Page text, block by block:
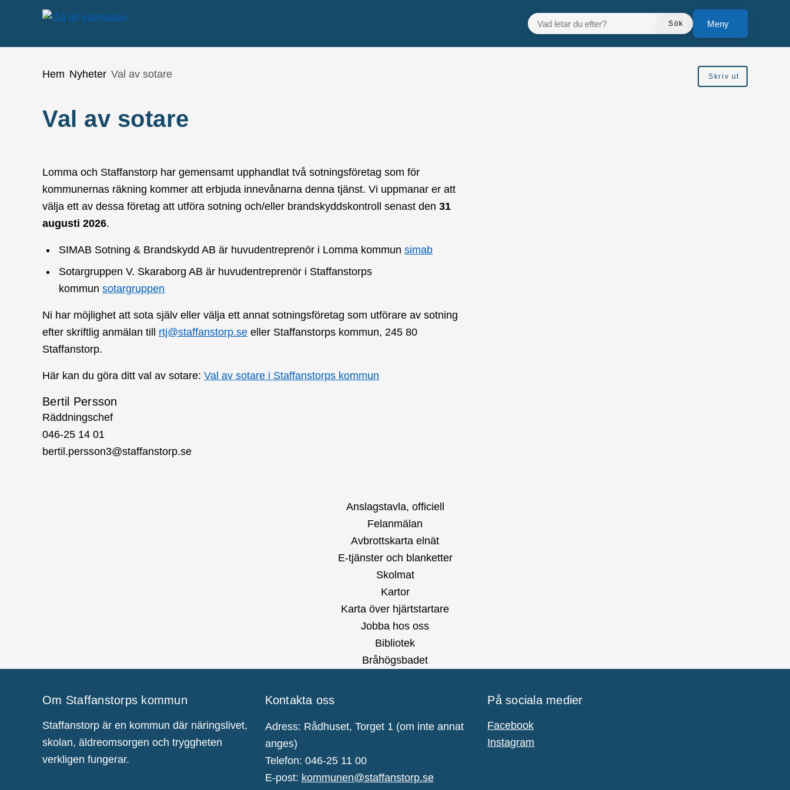
Gå till innehåll
VAD LETAR DU EFTER?
Sök
Meny
Du är här:
Hem Nyheter Val av sotare Skriv ut
Val av sotare
Lomma och Staffanstorp har gemensamt upphandlat två sotningsföretag som för
kommunernas räkning kommer att erbjuda innevånarna denna tjänst. Vi uppmanar er att
välja ett av dessa företag att utföra sotning och/eller brandskyddskontroll senast den 31
augusti 2026.
SIMAB Sotning & Brandskydd AB är huvudentreprenör i Lomma kommun simab
Sotargruppen V. Skaraborg AB är huvudentreprenör i Staffanstorps
kommun sotargruppen
Ni har möjlighet att sota själv eller välja ett annat sotningsföretag som utförare av sotning
efter skriftlig anmälan till rtj@staffanstorp.se eller Staffanstorps kommun, 245 80
Staffanstorp.
Här kan du göra ditt val av sotare: Val av sotare i Staffanstorps kommun
Bertil Persson
Räddningschef
046-25 14 01
bertil.persson3@staffanstorp.se
Anslagstavla, officiell
Felanmälan
Avbrottskarta elnät
E-tjänster och blanketter
Skolmat
Kartor
Karta över hjärtstartare
Jobba hos oss
Bibliotek
Bråhögsbadet
Om Staffanstorps kommun
Staffanstorp är en kommun där näringslivet,
skolan, äldreomsorgen och tryggheten
verkligen fungerar.
Kontakta oss
Adress: Rådhuset, Torget 1 (om inte annat
anges)
Telefon: 046-25 11 00
E-post: kommunen@staffanstorp.se
På sociala medier
Facebook
Instagram